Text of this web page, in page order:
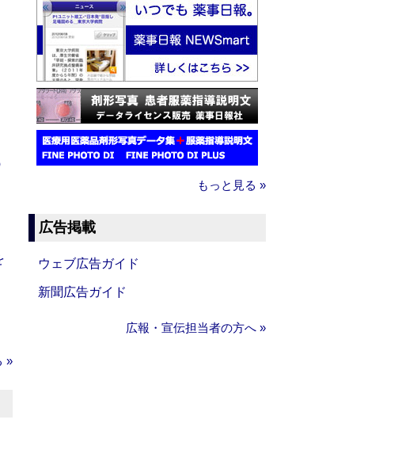
»
もっと見る »
広告掲載
ウェブ広告ガイド
新聞広告ガイド
広報・宣伝担当者の方へ »